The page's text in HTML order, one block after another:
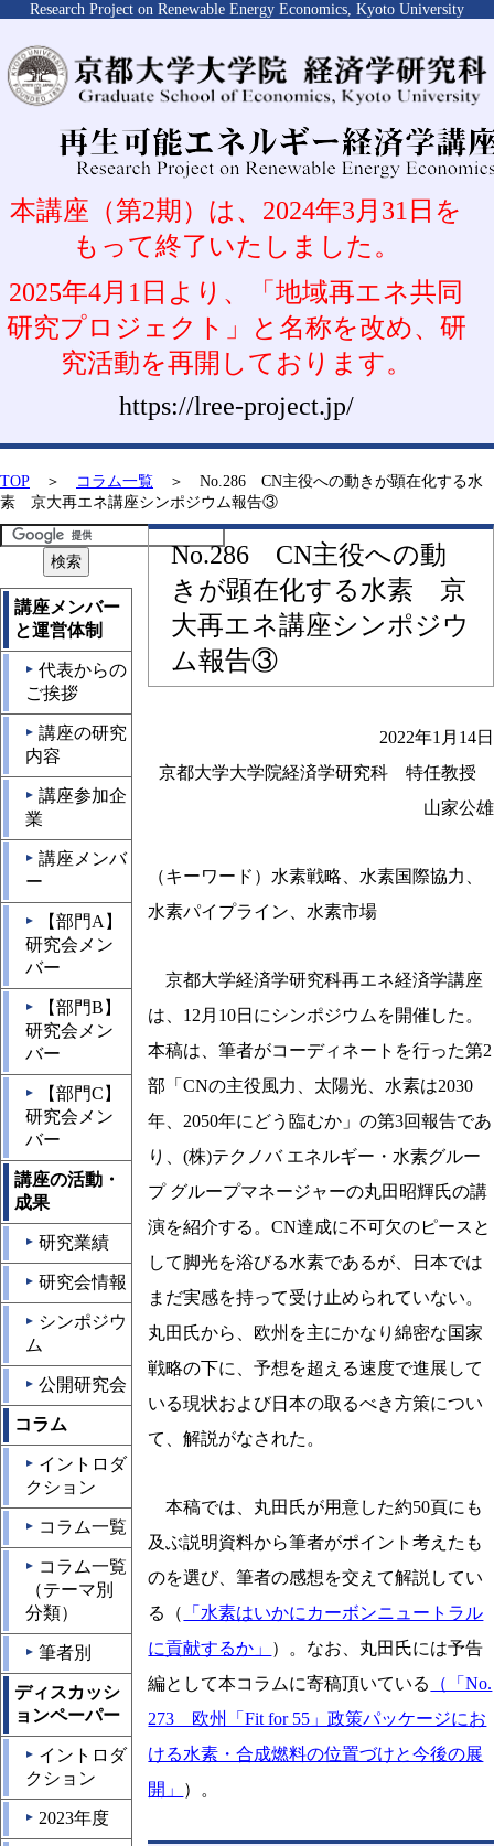
Research Project on Renewable Energy Economics, Kyoto University
本講座（第2期）は、2024年3月31日を
もって終了いたしました。
2025年4月1日より、「地域再エネ共同
研究プロジェクト」と名称を改め、研
究活動を再開しております。
https://lree-project.jp/
TOP ＞ コラム一覧 ＞ No.286 CN主役への動きが顕在化する水
素 京大再エネ講座シンポジウム報告③
講座メンバー
と運営体制
▲ 代表からの
ご挨拶
▲ 講座の研究
内容
▲ 講座参加企
業
▲ 講座メンバ
ー
▲
【部門A】
研究会メン
バー
▲
【部門B】
研究会メン
バー
▲
【部門C】
研究会メン
バー
講座の活動・
成果
▲ 研究業績
▲ 研究会情報
▲
シンポジウ
ム
▲ 公開研究会
コラム
▲ イントロダ
クション
▲ コラム一覧
▲
コラム一覧
（テーマ別
分類）
▲ 筆者別
ディスカッシ
ョンペーパー
▲ イントロダ
クション
▲ 2023年度
No.286 CN主役への動
きが顕在化する水素 京
大再エネ講座シンポジウ
ム報告③
2022年1月14日
京都大学大学院経済学研究科 特任教授
山家公雄
（キーワード）水素戦略、水素国際協力、
水素パイプライン、水素市場
京都大学経済学研究科再エネ経済学講座
は、12月10日にシンポジウムを開催した。
本稿は、筆者がコーディネートを行った第2
部「CNの主役風力、太陽光、水素は2030
年、2050年にどう臨むか」の第3回報告であ
り、(株)テクノバ エネルギー・水素グルー
プ グループマネージャーの丸田昭輝氏の講
演を紹介する。CN達成に不可欠のピースと
して脚光を浴びる水素であるが、日本では
まだ実感を持って受け止められていない。
丸田氏から、欧州を主にかなり綿密な国家
戦略の下に、予想を超える速度で進展して
いる現状および日本の取るべき方策につい
て、解説がなされた。
本稿では、丸田氏が用意した約50頁にも
及ぶ説明資料から筆者がポイント考えたも
のを選び、筆者の感想を交えて解説してい
る（
「水素はいかにカーボンニュートラル
に貢献するか」 ）。なお、丸田氏には予告
編として本コラムに寄稿頂いている
（「No.
273 欧州「Fit for 55」政策パッケージにお
ける水素・合成燃料の位置づけと今後の展
開」 ）。